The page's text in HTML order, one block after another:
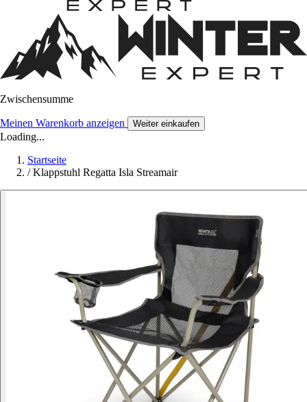
Zwischensumme
Meinen Warenkorb anzeigen Weiter einkaufen
Loading...
Startseite
/ Klappstuhl Regatta Isla Streamair